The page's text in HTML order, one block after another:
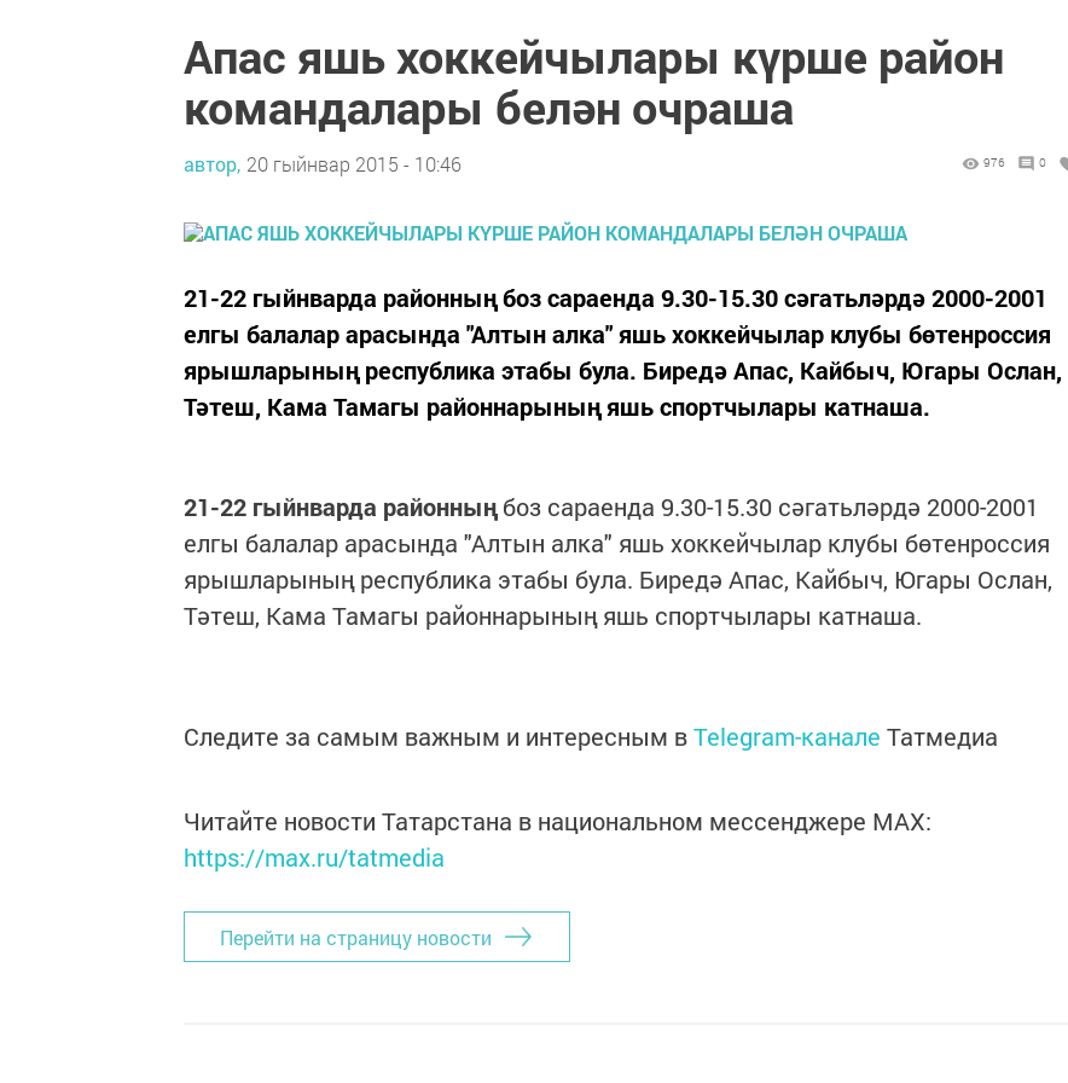
Апас яшь хоккейчылары күрше район
командалары белән очраша
автор, 20 гыйнвар 2015 - 10:46 976 0
21-22 гыйнварда районның боз сараенда 9.30-15.30 сәгатьләрдә 2000-2001
елгы балалар арасында "Алтын алка" яшь хоккейчылар клубы бөтенроссия
ярышларының республика этабы була. Биредә Апас, Кайбыч, Югары Ослан,
Тәтеш, Кама Тамагы районнарының яшь спортчылары катнаша.
21-22 гыйнварда районныңбоз сараенда 9.30-15.30 сәгатьләрдә 2000-2001
елгы балалар арасында "Алтын алка" яшь хоккейчылар клубы бөтенроссия
ярышларының республика этабы була. Биредә Апас, Кайбыч, Югары Ослан,
Тәтеш, Кама Тамагы районнарының яшь спортчылары катнаша.
Следите за самым важным и интересным вTelegram-канале Татмедиа
Читайте новости Татарстана в национальном мессенджере MАХ:
https://max.ru/tatmedia
Перейти на страницу новости